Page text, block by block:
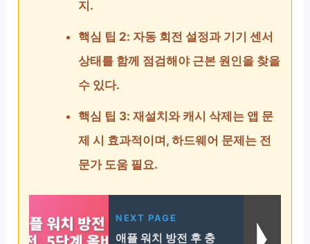
지.
핵심 팁 2: 자동 회전 설정과 기기 센서
상태를 함께 점검해야 근본 원인을 찾을
수 있다.
핵심 팁 3: 재설치와 캐시 삭제는 앱 문
제 시 효과적이며, 하드웨어 문제는 전
문가 도움 필요.
NEXT PAGE
애플 워치 방전 후 충